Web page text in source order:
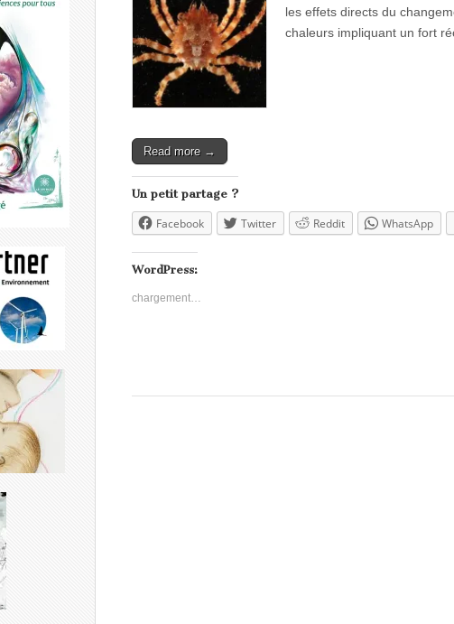
les effets directs du
chaleurs impliquant un fort
Read more →
Un petit partage ?
Facebook Twitter Reddit WhatsApp
WordPress:
chargement…